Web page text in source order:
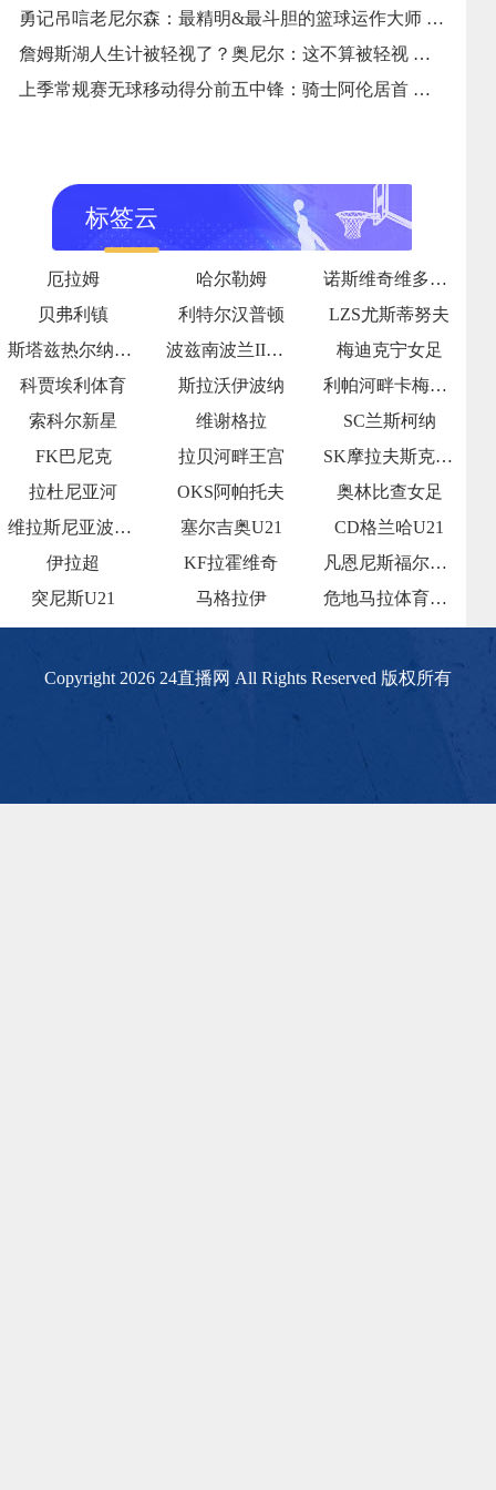
勇记吊唁老尼尔森：最精明&最斗胆的篮球运作大师 他是天然生成反叛者
詹姆斯湖人生计被轻视了？奥尼尔：这不算被轻视 这叫篮球生意
上季常规赛无球移动得分前五中锋：骑士阿伦居首 文班亚马第二
标签云
厄拉姆 哈尔勒姆
诺斯维奇维多利亚
贝弗利镇
利特尔汉普顿
LZS尤斯蒂努夫
斯塔兹热尔纳女足
波兹南波兰II女足
梅迪克宁女足
科贾埃利体育
斯拉沃伊波纳
利帕河畔卡梅尼采
索科尔新星
维谢格拉
SC兰斯柯纳
FK巴尼克
拉贝河畔王宫
SK摩拉夫斯克克尼尼采
拉杜尼亚河
OKS阿帕托夫
奥林比查女足
维拉斯尼亚波兹兰
塞尔吉奥U21
CD格兰哈U21
伊拉超
KF拉霍维奇
凡恩尼斯福尔马曹
突尼斯U21
马格拉伊 危地马拉体育女足
Copyright 2026 24直播网 All Rights Reserved 版权所有